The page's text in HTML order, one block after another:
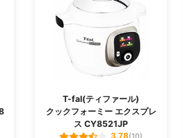
T-fal(ティファール)
クックフォーミー エクスプレ
ス CY8521JP